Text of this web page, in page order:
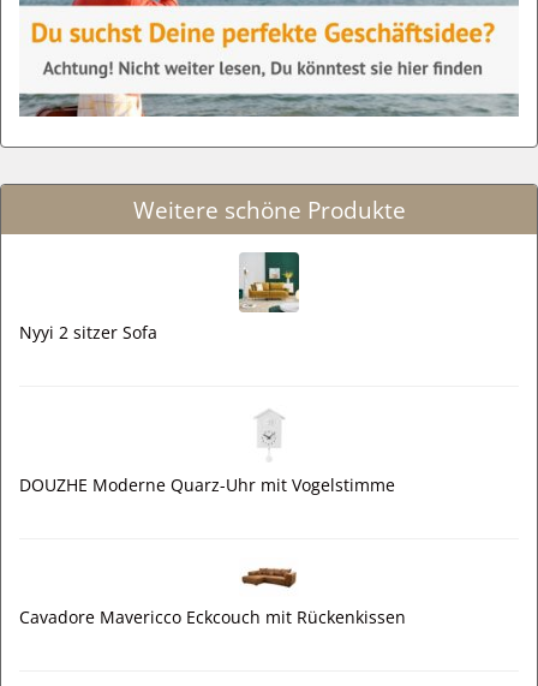
Weitere schöne Produkte
Nyyi 2 sitzer Sofa
DOUZHE Moderne Quarz-Uhr mit Vogelstimme
Cavadore Mavericco Eckcouch mit Rückenkissen